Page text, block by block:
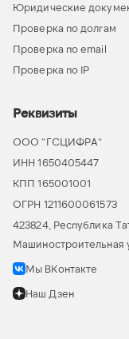
Юридические
Проверка по долгам
Проверка по email
Проверка по IP
Реквизиты
ООО “ГСЦИФРА”
ИНН 1650405447
КПП 165001001
ОГРН 1211600061573
423824, Республика
Машиностроительная
Мы ВКонтакте
Наш Дзен